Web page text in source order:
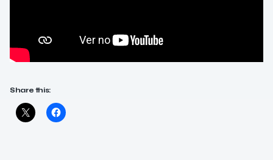
Share this: